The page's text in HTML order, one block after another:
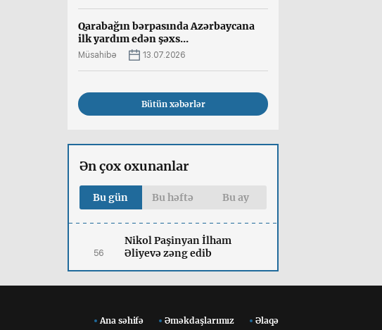
Qarabağın bərpasında Azərbaycana
ilk yardım edən şəxs...
Müsahibə 13.07.2026
Bütün xəbərlər
Ən çox oxunanlar
Bu gün Bu həftə Bu ay
56
Nikol Paşinyan İlham
Əliyevə zəng edib
Ana səhifə Əməkdaşlarımız Əlaqə